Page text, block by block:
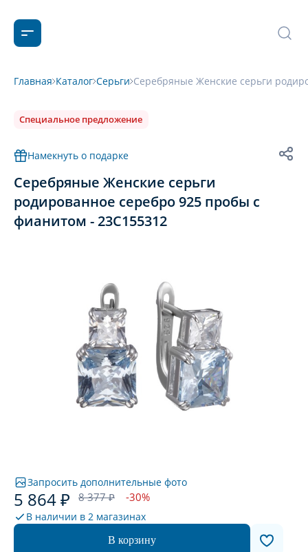
Главная Каталог Серьги Серебряные Женские серьги
Специальное предложение
Намекнуть о подарке
Серебряные Женские серьги
родированное серебро 925 пробы с
фианитом - 23С155312
Запросить дополнительные фото
5 864 ₽ 8 377 ₽ -30%
В наличии в 2 магазинах
В корзину